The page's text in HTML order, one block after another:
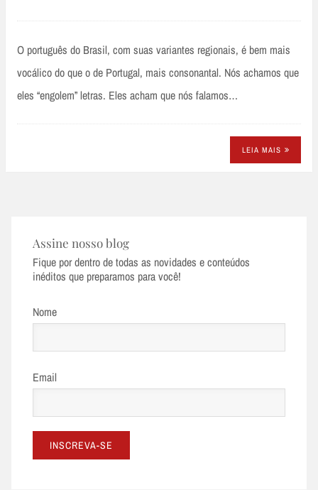
O português do Brasil, com suas variantes regionais, é bem mais
vocálico do que o de Portugal, mais consonantal. Nós achamos que
eles “engolem” letras. Eles acham que nós falamos…
LEIA MAIS
Assine nosso blog
Fique por dentro de todas as novidades e conteúdos
inéditos que preparamos para você!
Nome
Email